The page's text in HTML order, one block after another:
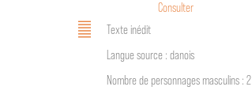
Consulter
Texte inédit
Langue source : danois
Nombre de personnages masculins : 2